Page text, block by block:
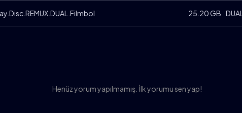
25.20 GB DUAL
Henüz yorum yapılmamış. İlk yorumu sen yap!